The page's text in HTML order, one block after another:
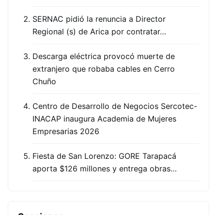
SERNAC pidió la renuncia a Director
Regional (s) de Arica por contratar…
Descarga eléctrica provocó muerte de
extranjero que robaba cables en Cerro
Chuño
Centro de Desarrollo de Negocios Sercotec-
INACAP inaugura Academia de Mujeres
Empresarias 2026
Fiesta de San Lorenzo: GORE Tarapacá
aporta $126 millones y entrega obras…